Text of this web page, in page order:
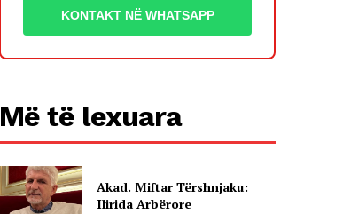
KONTAKT NË WHATSAPP
Më të lexuara
Akad. Miftar Tërshnjaku:
Ilirida Arbërore